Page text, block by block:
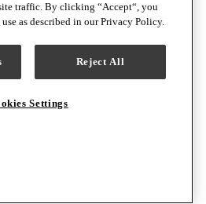
anuncios de productos y ofertas
traffic. By clicking “Accept“, you
as described in our Privacy Policy.
Reject All
Settings